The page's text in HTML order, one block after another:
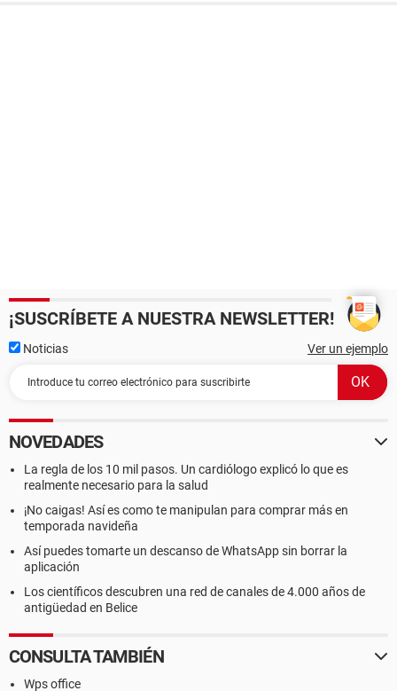
¡SUSCRÍBETE A NUESTRA NEWSLETTER!
Noticias Ver un ejemplo
NOVEDADES
La regla de los 10 mil pasos. Un cardiólogo explicó lo que es
realmente necesario para la salud
¡No caigas! Así es como te manipulan para comprar más en
temporada navideña
Así puedes tomarte un descanso de WhatsApp sin borrar la
aplicación
Los científicos descubren una red de canales de 4.000 años de
antigüedad en Belice
CONSULTA TAMBIÉN
Wps office